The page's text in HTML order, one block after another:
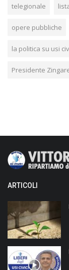
telegionale
opere pubbliche
la politica su usi
Presidente
ARTICOLI